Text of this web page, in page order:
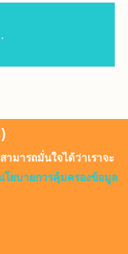
มารถมั่นใจได้ว่าเราจะ
โยบายการคุ้มครองข้อมูล